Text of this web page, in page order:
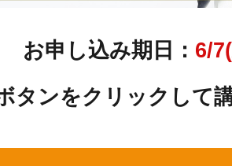
お申し込み期日： 6/
タンをクリックして